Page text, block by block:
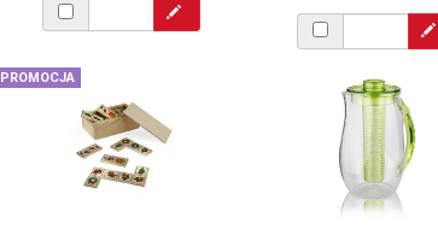
PROMOCJA